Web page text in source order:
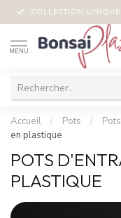
COLLECTION UNIQUE
MENU
Accueil / Pots /
en plastique
POTS
PLASTIQUE